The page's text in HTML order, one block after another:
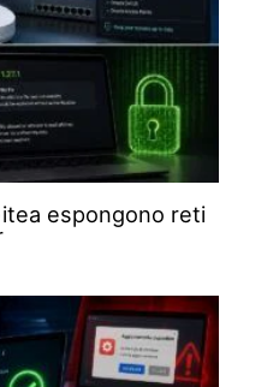
espongono reti